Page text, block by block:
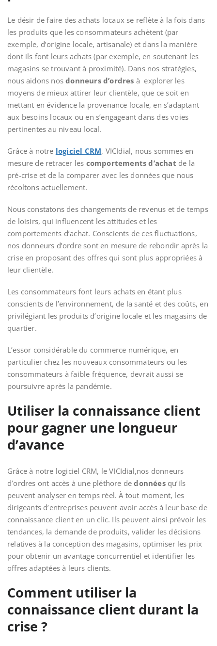
Le désir de faire des achats locaux se reflète à la fois dans
les produits que les consommateurs achètent (par
exemple, d’origine locale, artisanale) et dans la manière
dont ils font leurs achats (par exemple, en soutenant les
magasins se trouvant à proximité). Dans nos stratégies,
nous aidons nosdonneurs d’ordres à explorer les
moyens de mieux attirer leur clientèle, que ce soit en
mettant en évidence la provenance locale, en s’adaptant
aux besoins locaux ou en s’engageant dans des voies
pertinentes au niveau local.
Grâce à notre logiciel CRM, VICIdial, nous sommes en
mesure de retracer les comportements d’achat de la
pré-crise et de la comparer avec les données que nous
récoltons actuellement.
Nous constatons des changements de revenus et de temps
de loisirs, qui influencent les attitudes et les
comportements d’achat. Conscients de ces fluctuations,
nos donneurs d’ordre sont en mesure de rebondir après la
crise en proposant des offres qui sont plus appropriées à
leur clientèle.
Les consommateurs font leurs achats en étant plus
conscients de l’environnement, de la santé et des coûts, en
privilégiant les produits d’origine locale et les magasins de
quartier.
L’essor considérable du commerce numérique, en
particulier chez les nouveaux consommateurs ou les
consommateurs à faible fréquence, devrait aussi se
poursuivre après la pandémie.
Utiliser la connaissance client
pour gagner une longueur
d’avance
Grâce à notre logiciel CRM, le VICIdial,nos donneurs
d’ordres ont accès à une pléthore dedonnéesqu’ils
peuvent analyser en temps réel. À tout moment, les
dirigeants d’entreprises peuvent avoir accès à leur base de
connaissance client en un clic. Ils peuvent ainsi prévoir les
tendances, la demande de produits, valider les décisions
relatives à la conception des magasins, optimiser les prix
pour obtenir un avantage concurrentiel et identifier les
offres adaptées à leurs clients.
Comment utiliser la
connaissance client durant la
crise ?